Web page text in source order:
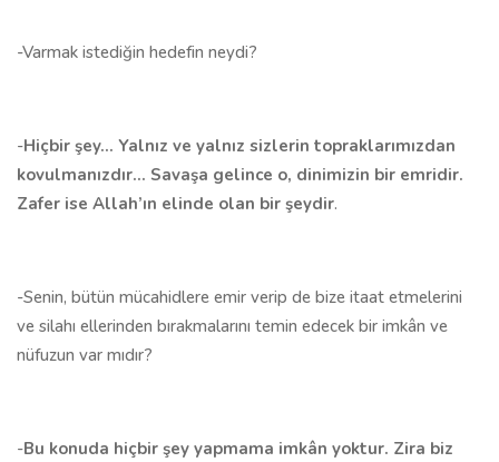
-Varmak istediğin hedefin neydi?
-Hiçbir şey... Yalnız ve yalnız sizlerin topraklarımızdan
kovulmanızdır... Savaşa gelince o, dinimizin bir emridir.
Zafer ise Allah’ın elinde olan bir şeydir.
-Senin, bütün mücahidlere emir verip de bize itaat etmelerini
ve silahı ellerinden bırakmalarını temin edecek bir imkân ve
nüfuzun var mıdır?
-Bu konuda hiçbir şey yapmama imkân yoktur. Zira biz